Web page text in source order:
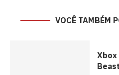
VOCÊ TAMBÉM
Xbox